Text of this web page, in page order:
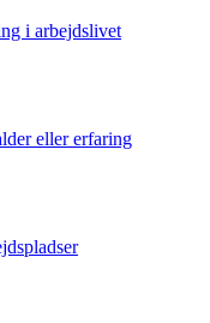
i arbejdslivet
eller erfaring